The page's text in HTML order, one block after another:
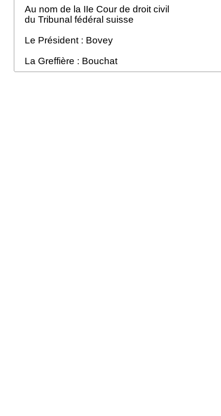
Au nom de la IIe Cour de droit civil
du Tribunal fédéral suisse
Le Président : Bovey
La Greffière : Bouchat